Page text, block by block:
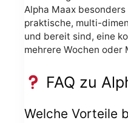
Alpha Maax
praktische, multi-
und bereit sind, eine
mehrere Wochen oder
FAQ zu
Welche Vorteile